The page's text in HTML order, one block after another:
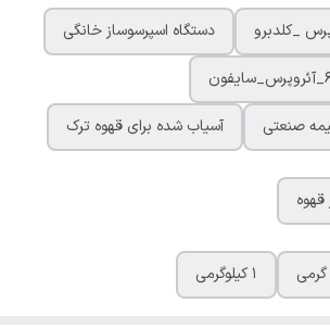
_کلدبرو دستگاه اسپرسوساز خانگی
صنعتی
آسیاب شده برای قهوه ترک
قهوه
۱ کیلوگرمی